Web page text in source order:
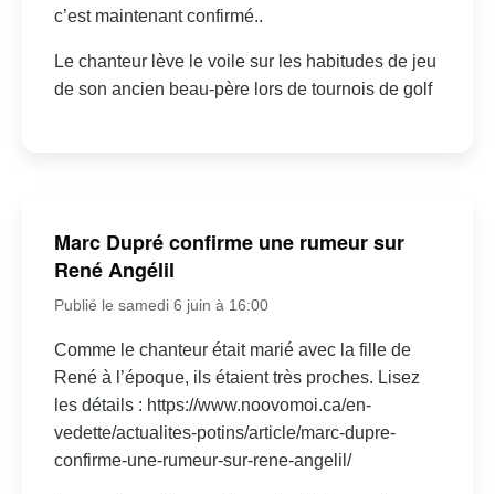
c’est maintenant confirmé..
Le chanteur lève le voile sur les habitudes de jeu
de son ancien beau-père lors de tournois de golf
Marc Dupré confirme une rumeur sur
René Angélil
Publié le samedi 6 juin à 16:00
Comme le chanteur était marié avec la fille de
René à l’époque, ils étaient très proches. Lisez
les détails : https://www.noovomoi.ca/en-
vedette/actualites-potins/article/marc-dupre-
confirme-une-rumeur-sur-rene-angelil/